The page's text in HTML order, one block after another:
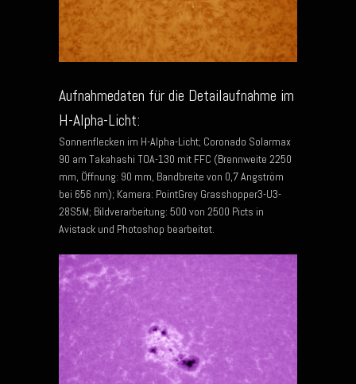
Aufnahmedaten für die Detailaufnahme im
H-Alpha-Licht:
Sonnenflecken im H-Alpha-Licht; Coronado Solarmax
90 am Takahashi TOA-130 mit FFC (Brennweite 2250
mm, Öffnung: 90 mm, Bandbreite von 0,7 Angström
bei 656 nm); Kamera: PointGrey Grasshopper3-U3-
28S5M; Bildverarbeitung: 500 von 2500 Picts in
Avistack und Photoshop bearbeitet.